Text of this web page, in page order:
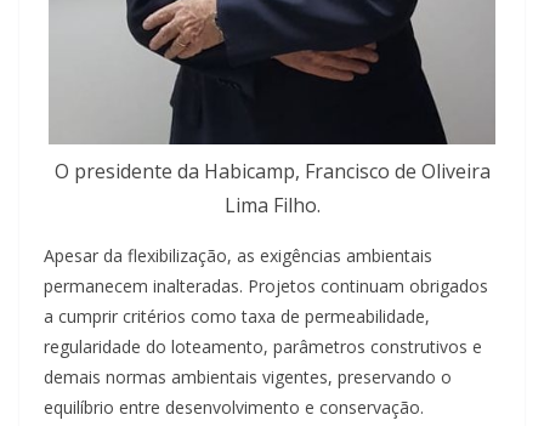
O presidente da Habicamp, Francisco de Oliveira
Lima Filho.
Apesar da flexibilização, as exigências ambientais
permanecem inalteradas. Projetos continuam obrigados
a cumprir critérios como taxa de permeabilidade,
regularidade do loteamento, parâmetros construtivos e
demais normas ambientais vigentes, preservando o
equilíbrio entre desenvolvimento e conservação.